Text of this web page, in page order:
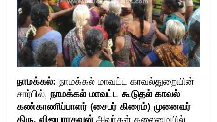
நாமக்கல்: நாமக்கல் மாவட்ட காவல்துறையின்
சார்பில், நாமக்கல் மாவட்ட கூடுதல் காவல்
கண்காணிப்பாளர் (சைபர் கிரைம்) முனைவர்
திரு. விஜயராகவன்அவர்கள் தலைமையில்,